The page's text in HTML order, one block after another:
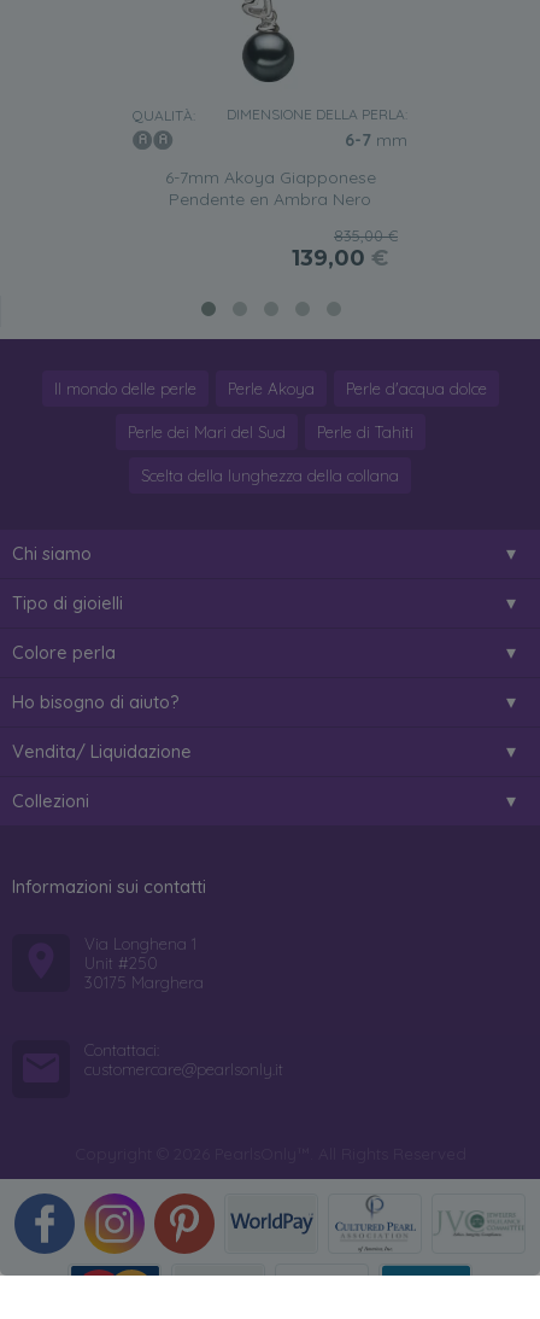
QUALITÀ: DIMENSIONE DELLA PERLA:
6-7 mm
6-7mm Akoya Giapponese
Pendente en Ambra Nero
835,00 €
139,00 €
Il mondo delle perle Perle Akoya Perle d'acqua dolce
Perle dei Mari del Sud Perle di Tahiti
Scelta della lunghezza della collana
Chi siamo
Tipo di gioielli
Colore perla
Ho bisogno di aiuto?
Vendita/ Liquidazione
Collezioni
Informazioni sui contatti
Via Longhena 1
Unit #250
30175 Marghera
Contattaci:
customercare@pearlsonly.it